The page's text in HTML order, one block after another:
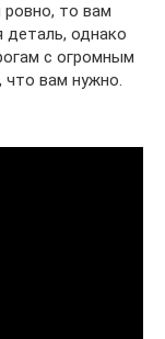
ровно, то вам
деталь, однако
с огромным
что вам нужно.